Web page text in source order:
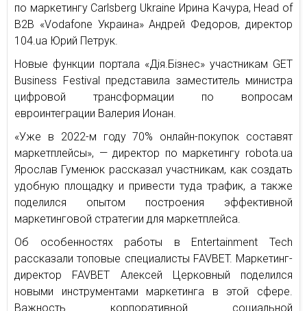
по маркетингу Carlsberg Ukraine Ирина Качура, Head of
B2B «Vodafone Украина» Андрей Федоров, директор
104.ua Юрий Петрук.
Новые функции портала «Дiя.Бiзнес» участникам GET
Business Festival представила заместитель министра
цифровой трансформации по вопросам
евроинтеграции Валерия Ионан.
«Уже в 2022-м году 70% онлайн-покупок составят
маркетплейсы», — директор по маркетингу rоbota.ua
Ярослав Гуменюк рассказал участникам, как создать
удобную площадку и привести туда трафик, а также
поделился опытом построения эффективной
маркетинговой стратегии для маркетплейса.
Об особенностях работы в Entertainment Tech
рассказали топовые специалисты FAVBET. Маркетинг-
директор FAVBET Алексей Церковный поделился
новыми инструментами маркетинга в этой сфере.
Важность корпоративной социальной